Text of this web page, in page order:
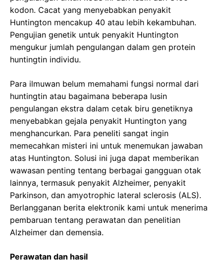
kodon. Cacat yang menyebabkan penyakit
Huntington mencakup 40 atau lebih kekambuhan.
Pengujian genetik untuk penyakit Huntington
mengukur jumlah pengulangan dalam gen protein
huntingtin individu.
Para ilmuwan belum memahami fungsi normal dari
huntingtin atau bagaimana beberapa lusin
pengulangan ekstra dalam cetak biru genetiknya
menyebabkan gejala penyakit Huntington yang
menghancurkan. Para peneliti sangat ingin
memecahkan misteri ini untuk menemukan jawaban
atas Huntington. Solusi ini juga dapat memberikan
wawasan penting tentang berbagai gangguan otak
lainnya, termasuk penyakit Alzheimer, penyakit
Parkinson, dan amyotrophic lateral sclerosis (ALS).
Berlangganan berita elektronik kami untuk menerima
pembaruan tentang perawatan dan penelitian
Alzheimer dan demensia.
Perawatan dan hasil